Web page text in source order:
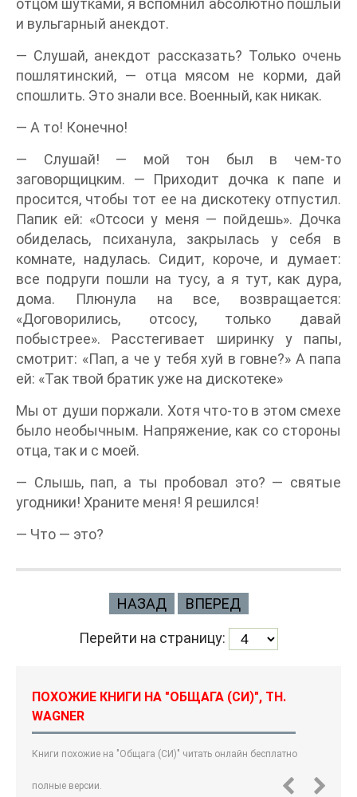
отцом шутками, я вспомнил абсолютно пошлый
и вульгарный анекдот.
— Слушай, анекдот рассказать? Только очень
пошлятинский, — отца мясом не корми, дай
спошлить. Это знали все. Военный, как никак.
— А то! Конечно!
— Слушай! — мой тон был в чем-то
заговорщицким. — Приходит дочка к папе и
просится, чтобы тот ее на дискотеку отпустил.
Папик ей: «Отсоси у меня — пойдешь». Дочка
обиделась, психанула, закрылась у себя в
комнате, надулась. Сидит, короче, и думает:
все подруги пошли на тусу, а я тут, как дура,
дома. Плюнула на все, возвращается:
«Договорились, отсосу, только давай
побыстрее». Расстегивает ширинку у папы,
смотрит: «Пап, а че у тебя хуй в говне?» А папа
ей: «Так твой братик уже на дискотеке»
Мы от души поржали. Хотя что-то в этом смехе
было необычным. Напряжение, как со стороны
отца, так и с моей.
— Слышь, пап, а ты пробовал это? — святые
угодники! Храните меня! Я решился!
— Что — это?
НАЗАД ВПЕРЕД
Перейти на страницу:
ПОХОЖИЕ КНИГИ НА "ОБЩАГА (СИ)", TH.
WAGNER
Книги похожие на "Общага (СИ)" читать онлайн бесплатно
полные версии.